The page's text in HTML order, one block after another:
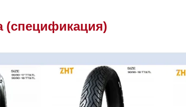
(спецификация)